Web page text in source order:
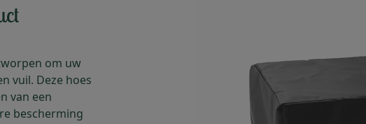
om uw
vuil. Deze hoes
van een
bescherming